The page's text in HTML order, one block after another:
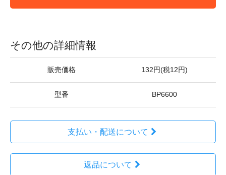
その他の詳細情報
販売価格 132円(税12円)
型番 BP6600
支払い・配送について
返品について